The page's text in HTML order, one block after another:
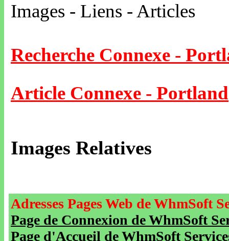
Images - Liens - Articles
Recherche Connexe -
Article Connexe - Portland
Images Relatives
Adresses Pages Web de WhmSoft
Page de Connexion de WhmSoft
Page d'Accueil de WhmSoft